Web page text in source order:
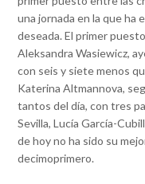
una jornada en la que ha
deseada. El primer
Aleksandra Wasiewicz,
con seis y siete menos
Katerina Altmannova,
tantos del día, con tres
Sevilla, Lucía García-
de hoy no ha sido su
decimoprimero.